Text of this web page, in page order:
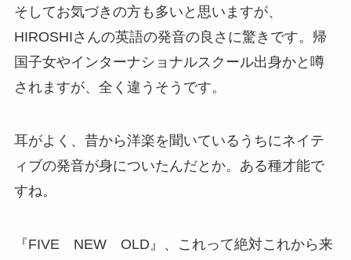
そしてお気づきの方も多いと思いますが、
HIROSHIさんの英語の発音の良さに驚きです。帰
国子女やインターナショナルスクール出身かと噂
されますが、全く違うそうです。
耳がよく、昔から洋楽を聞いているうちにネイテ
ィブの発音が身についたんだとか。ある種才能で
すね。
『FIVE NEW OLD』、これって絶対これから来